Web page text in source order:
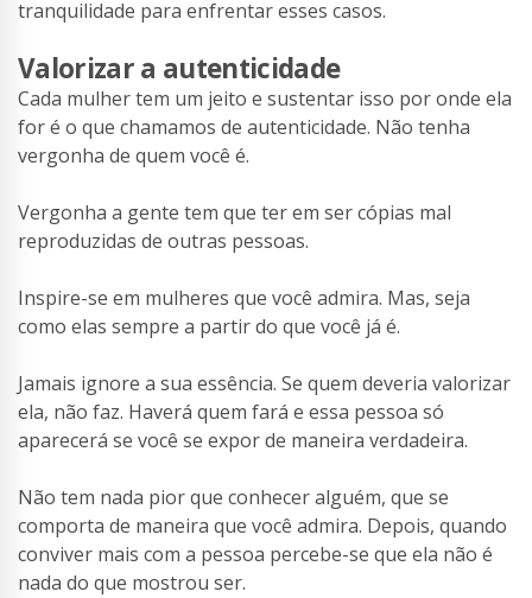
tranquilidade para enfrentar esses casos.
Valorizar a autenticidade
Cada mulher tem um jeito e sustentar isso por onde ela
for é o que chamamos de autenticidade. Não tenha
vergonha de quem você é.
Vergonha a gente tem que ter em ser cópias mal
reproduzidas de outras pessoas.
Inspire-se em mulheres que você admira. Mas, seja
como elas sempre a partir do que você já é.
Jamais ignore a sua essência. Se quem deveria valorizar
ela, não faz. Haverá quem fará e essa pessoa só
aparecerá se você se expor de maneira verdadeira.
Não tem nada pior que conhecer alguém, que se
comporta de maneira que você admira. Depois, quando
conviver mais com a pessoa percebe-se que ela não é
nada do que mostrou ser.